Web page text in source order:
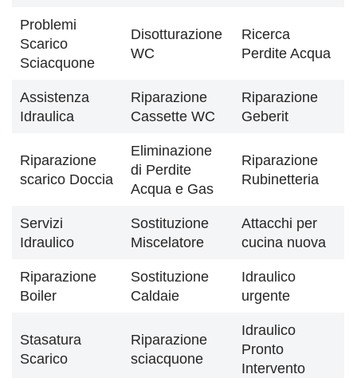
Problemi
Scarico
Sciacquone
Disotturazione
WC
Ricerca
Perdite Acqua
Assistenza
Idraulica
Riparazione
Cassette WC
Riparazione
Geberit
Riparazione
scarico Doccia
Eliminazione
di Perdite
Acqua e Gas
Riparazione
Rubinetteria
Servizi
Idraulico
Sostituzione
Miscelatore
Attacchi per
cucina nuova
Riparazione
Boiler
Sostituzione
Caldaie
Idraulico
urgente
Stasatura
Scarico
Riparazione
sciacquone
Idraulico
Pronto
Intervento